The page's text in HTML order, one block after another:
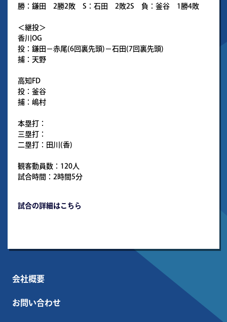
勝：鎌田 2勝2敗 S：石田 2敗2S 負：釜谷 1勝4敗
＜継投＞
香川OG
投：鎌田－赤尾(6回裏先頭)－石田(7回裏先頭)
捕：天野
高知FD
投：釜谷
捕：嶋村
本塁打：
三塁打：
二塁打：田川(香)
観客動員数：120人
試合時間：2時間5分
試合の詳細はこちら
会社概要
お問い合わせ